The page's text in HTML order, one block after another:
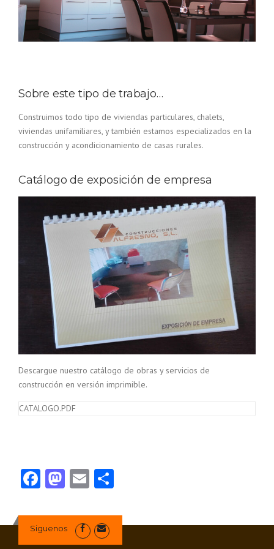
Sobre este tipo de trabajo…
Construimos todo tipo de viviendas particulares, chalets,
viviendas unifamiliares, y también estamos especializados en la
construcción y acondicionamiento de casas rurales.
Catálogo de exposición de empresa
Descargue nuestro catálogo de obras y servicios de
construcción en versión imprimible.
CATALOGO.PDF
Facebook
Mastodon
Email
Siguenos